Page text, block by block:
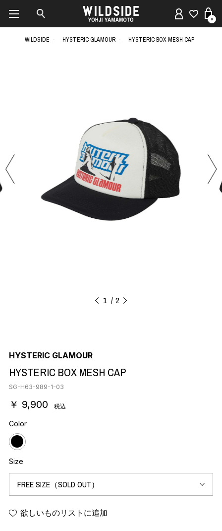
0
WILDSIDE HYSTERIC GLAMOUR HYSTERIC BOX MESH CAP
1 2
HYSTERIC GLAMOUR
HYSTERIC BOX MESH CAP
SG-H63-989-1-03
￥ 9,900 税込
Color
Size
欲しいものリストに追加